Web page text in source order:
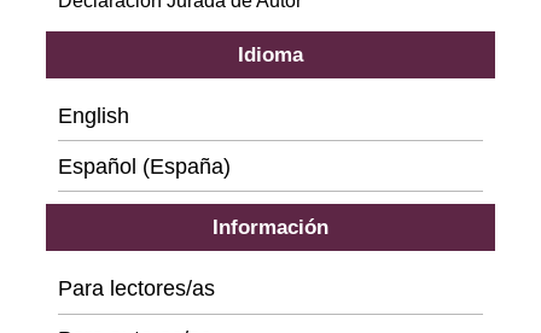
Idioma
English
Español (España)
Información
Para lectores/as